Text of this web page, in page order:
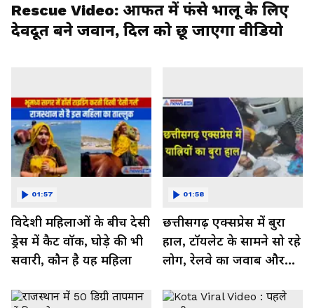
Rescue Video: आफत में फंसे भालू के लिए
देवदूत बने जवान, दिल को छू जाएगा वीडियो
विदेशी महिलाओं के बीच देसी
ड्रेस में कैट वॉक, घोड़े की भी
सवारी, कौन है यह महिला
01:57
छत्तीसगढ़ एक्सप्रेस में बुरा
हाल, टॉयलेट के सामने सो रहे
लोग, रेलवे का जवाब और
Video
01:58